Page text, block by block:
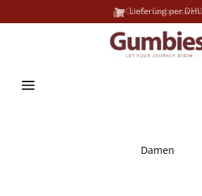
Große Farbauswahl
Lieferung per DHL
Damen